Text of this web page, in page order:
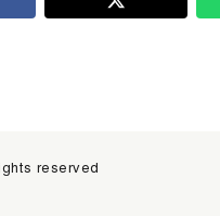
reserved